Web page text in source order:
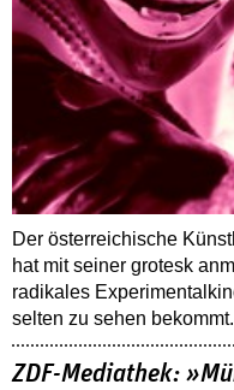
Der österreichische
hat mit seiner grotesk
radikales
selten zu sehen bekommt.
ZDF-Mediathek: